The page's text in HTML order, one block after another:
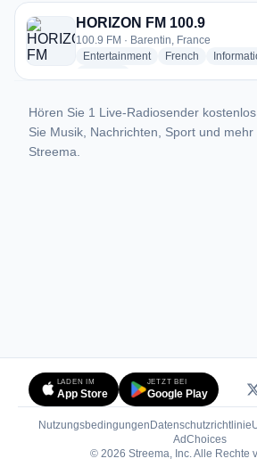
1 Radiosender aus Barentin
HORIZON FM 100.9
100.9 FM · Barentin, France
Entertainmentradio stations
French radio
Hören Sie 1 Live-Radiosender
Sie Musik, Nachrichten, Sport und
Streema.
LADEN IM
App Store
JETZT BEI
Google Play
Nutzungsbedingungen Datenschutzrichtlinie
AdChoices(öffnet
© 2026 Streema, Inc. Alle Rechte